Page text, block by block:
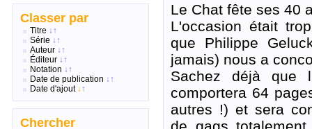
Classer par
Titre ↓↑
Série ↓↑
Auteur ↓↑
Éditeur ↓↑
Notation ↓↑
Date de publication ↓↑
Date d'ajout ↓↑
Chercher
Le Chat fête ses 40
L'occasion était
que Philippe
jamais) nous a
Sachez déjà que
comportera 64
autres !) et sera
de gags